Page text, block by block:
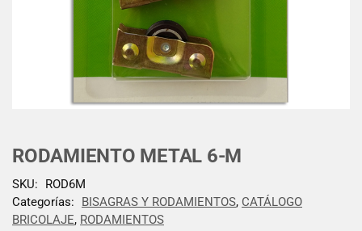
RODAMIENTO METAL 6-M
SKU:
ROD6M
Categorías:
BISAGRAS Y RODAMIENTOS, CATÁLOGO
BRICOLAJE, RODAMIENTOS